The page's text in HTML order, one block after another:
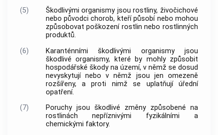
(5)
Škodlivými organismy jsourostliny, živočichové
nebo původci chorob, kteří působí nebo mohou
způsobovat poškození rostlin nebo rostlinných
produktů.
(6)
Karanténními škodlivými organismyjsou
škodlivé organismy, které by mohly způsobit
hospodářské škody na území, v němž se dosud
nevyskytují nebo v němž jsou jen omezeně
rozšířeny, a proti nimž se uplatňují úřední
opatření.
(7)
Poruchy jsou škodlivé změny způsobené na
rostlinách nepříznivými fyzikálními a
chemickými faktory.